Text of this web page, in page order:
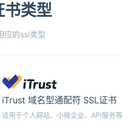
类型
应的ssl类型
iTrust 域名型通配符 SSL证书
适用于个人网站、小微企业、API服务等